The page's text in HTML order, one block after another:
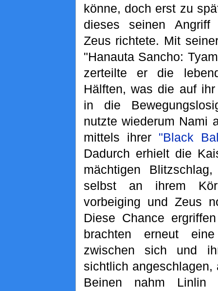
könne, doch erst zu
dieses seinen Angriff
Zeus richtete. Mit
"Hanauta Sancho:
zerteilte er die
Hälften, was die auf
in die
nutzte wiederum Nami
mittels ihrer "Black
Dadurch erhielt die
mächtigen
selbst an ihrem
vorbeiging und Zeus
Diese Chance
brachten erneut
zwischen sich und
sichtlich angeschlagen,
Beinen nahm Linlin